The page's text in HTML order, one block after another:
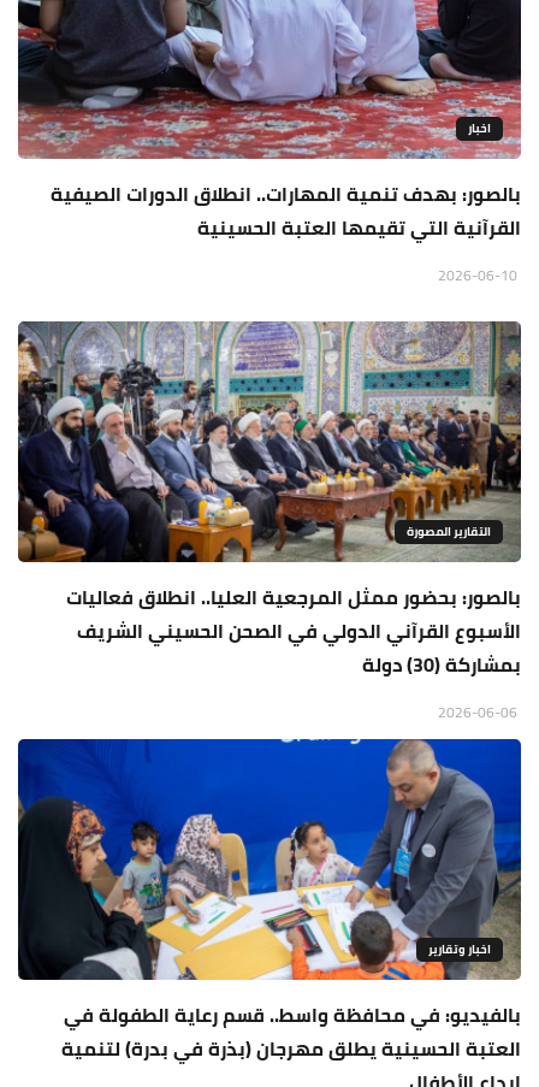
اخبار
بالصور: بهدف تنمية المهارات.. انطلاق الدورات الصيفية
القرآنية التي تقيمها العتبة الحسينية
التقارير المصورة
بالصور: بحضور ممثل المرجعية العليا.. انطلاق فعاليات
الأسبوع القرآني الدولي في الصحن الحسيني الشريف
بمشاركة (30) دولة
اخبار وتقارير
بالفيديو: في محافظة واسط.. قسم رعاية الطفولة في
العتبة الحسينية يطلق مهرجان (بذرة في بدرة) لتنمية